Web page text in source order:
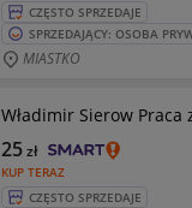
CZĘSTO SPRZEDAJE
SPRZEDAJĄCY: OSOBA
MIASTKO
Władimir Sierow Praca
KUP TERAZ
25zł
CZĘSTO SPRZEDAJE